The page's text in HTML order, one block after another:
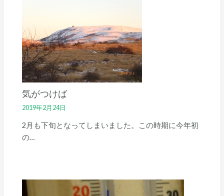
気がつけば
2019年2月24日
2月も下旬となってしまいました。この時期に今年初
の…